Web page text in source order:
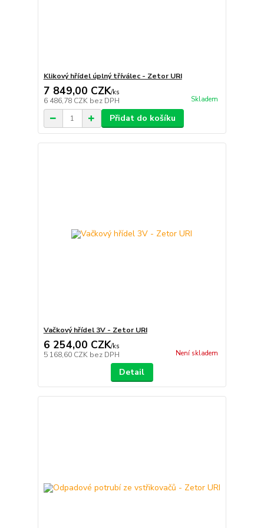
Klikový hřídel úplný tříválec - Zetor URI
7 849,00 CZK/ks
6 486,78 CZK bez DPH Skladem
Přidat do košíku
Vačkový hřídel 3V - Zetor URI
6 254,00 CZK/ks
5 168,60 CZK bez DPH Není skladem
Detail